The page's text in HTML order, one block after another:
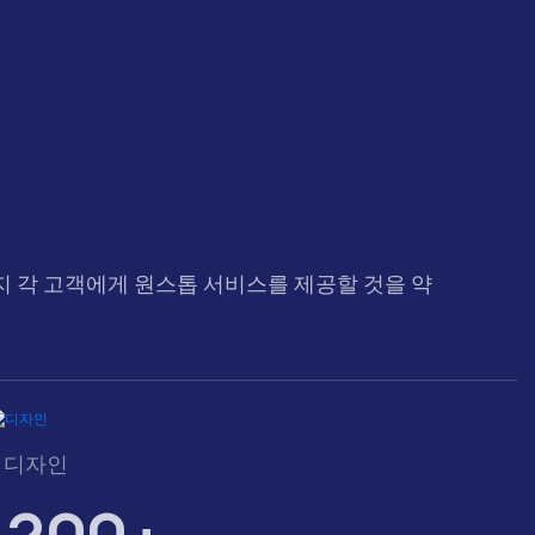
각 고객에게 원스톱 서비스를 제공할 것을 약
디자인